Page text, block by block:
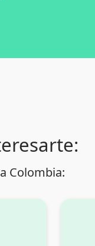
Colombia: